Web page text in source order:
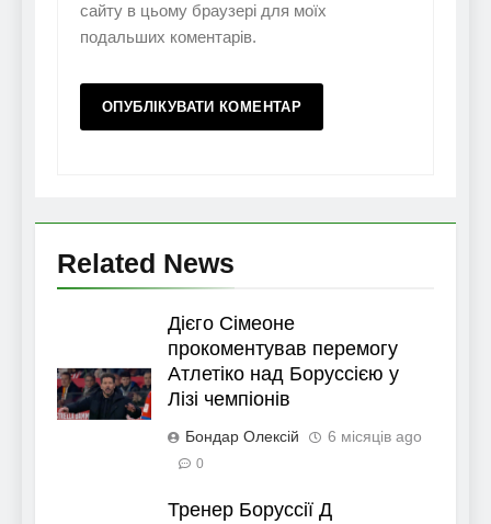
сайту в цьому браузері для моїх
подальших коментарів.
Related News
Дієго Сімеоне
прокоментував перемогу
Атлетіко над Боруссією у
Лізі чемпіонів
Бондар Олексій 6 місяців ago
0
Тренер Боруссії Д